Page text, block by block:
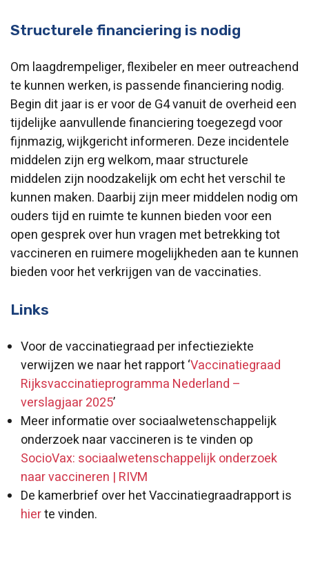
Structurele financiering is nodig
Om laagdrempeliger, flexibeler en meer outreachend
te kunnen werken, is passende financiering nodig.
Begin dit jaar is er voor de G4 vanuit de overheid een
tijdelijke aanvullende financiering toegezegd voor
fijnmazig, wijkgericht informeren. Deze incidentele
middelen zijn erg welkom, maar structurele
middelen zijn noodzakelijk om echt het verschil te
kunnen maken. Daarbij zijn meer middelen nodig om
ouders tijd en ruimte te kunnen bieden voor een
open gesprek over hun vragen met betrekking tot
vaccineren en ruimere mogelijkheden aan te kunnen
bieden voor het verkrijgen van de vaccinaties.
Links
Voor de vaccinatiegraad per infectieziekte
verwijzen we naar het rapport ‘Vaccinatiegraad
Rijksvaccinatieprogramma Nederland –
verslagjaar 2025’
Meer informatie over sociaalwetenschappelijk
onderzoek naar vaccineren is te vinden op
SocioVax: sociaalwetenschappelijk onderzoek
naar vaccineren | RIVM
De kamerbrief over het Vaccinatiegraadrapport is
hierte vinden.